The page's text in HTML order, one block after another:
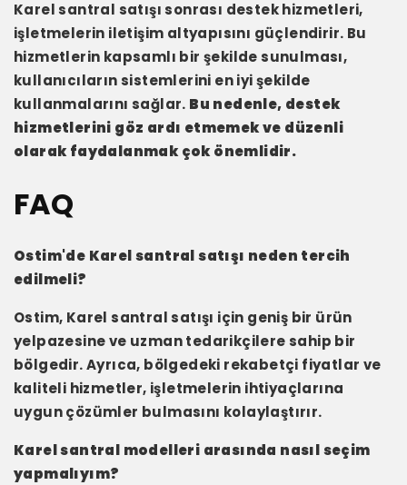
Karel santral satışı sonrası destek hizmetleri,
işletmelerin iletişim altyapısını güçlendirir. Bu
hizmetlerin kapsamlı bir şekilde sunulması,
kullanıcıların sistemlerini en iyi şekilde
kullanmalarını sağlar. Bu nedenle, destek
hizmetlerini göz ardı etmemek ve düzenli
olarak faydalanmak çok önemlidir.
FAQ
Ostim'de Karel santral satışı neden tercih
edilmeli?
Ostim, Karel santral satışı için geniş bir ürün
yelpazesine ve uzman tedarikçilere sahip bir
bölgedir. Ayrıca, bölgedeki rekabetçi fiyatlar ve
kaliteli hizmetler, işletmelerin ihtiyaçlarına
uygun çözümler bulmasını kolaylaştırır.
Karel santral modelleri arasında nasıl seçim
yapmalıyım?